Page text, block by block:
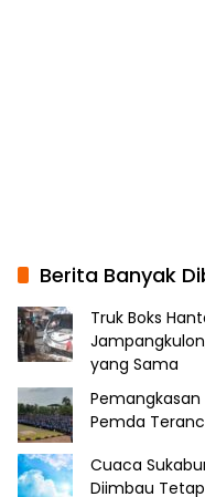
Berita Banyak
Truk Boks
yang Sama
Pemangkasan
Pemda
Cuaca
Diimbau